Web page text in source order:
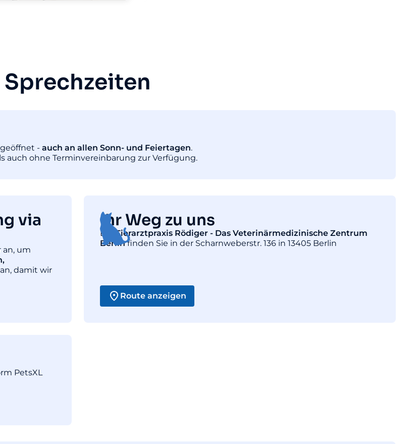
Sprechzeiten
geöffnet - auch an allen Sonn- und Feiertagen.
auch ohne Terminvereinbarung zur Verfügung.
via
an, um
damit wir
Ihr Weg zu uns
Die
Tierarztpraxis Rödiger - Das Veterinärmedizinische Zentrum
Berlinfinden Sie in der Scharnweberstr. 136 in 13405 Berlin
Route anzeigen
PetsXL